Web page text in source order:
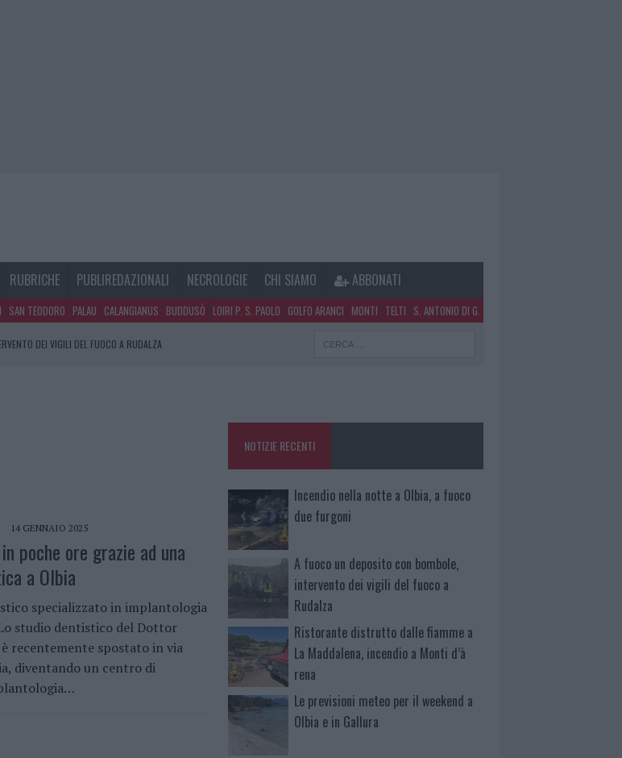
RUBRICHE PUBLIREDAZIONALI NECROLOGIE CHI SIAMO ABBONATI
SAN TEODORO PALAU CALANGIANUS BUDDUSÒ LOIRI P. S. PAOLO GOLFO ARANCI MONTI TELTI S. ANTONIO DI G.
DEI VIGILI DEL FUOCO A RUDALZA
VIP SVELA COME FA
14 GENNAIO 2025
poche ore grazie ad una
a Olbia
specializzato in implantologia
studio dentistico del Dottor
recentemente spostato in via
diventando un centro di
NOTIZIE RECENTI
Incendio nella notte a Olbia, a fuoco
due furgoni
A fuoco un deposito con bombole,
intervento dei vigili del fuoco a
Rudalza
Ristorante distrutto dalle fiamme a
La Maddalena, incendio a Monti d’à
rena
Le previsioni meteo per il weekend a
Olbia e in Gallura